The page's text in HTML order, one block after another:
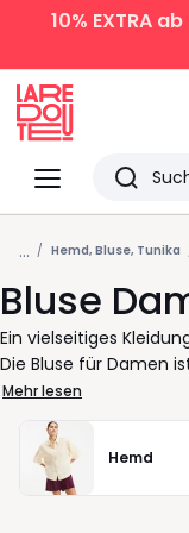
10% EXTRAab
Menü
Redoute
Suchen
Zuletzt
Artikel
... Hemd, Bluse, Tunika
Bluse
Ein vielseitiges
Die Bluse für Damen
Homeoffice, beim
Wochenendtrip mit
gestylt, ohne lange
Hemdbluse mit
Auswahl bietet für
Mehr lesen
Hemd